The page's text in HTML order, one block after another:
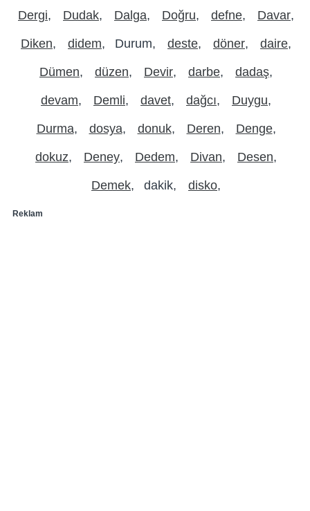
Dergi Dudak Dalga Doğru defne Davar
Diken didem Durum deste döner daire
Dümen düzen Devir darbe dadaş
devam Demli davet dağcı Duygu
Durma dosya donuk Deren Denge
dokuz Deney Dedem Divan Desen
Demek dakik disko
Reklam